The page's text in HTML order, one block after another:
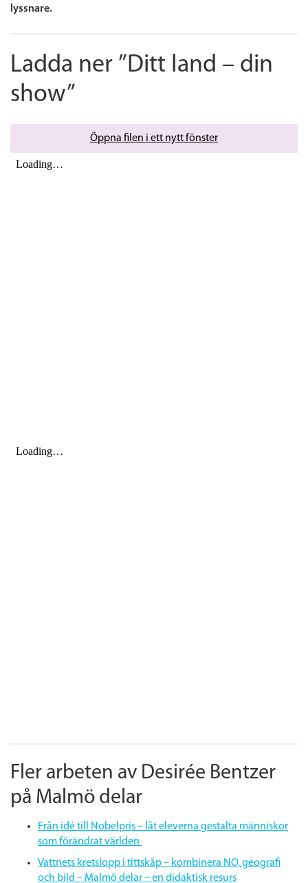
lyssnare.
Ladda ner ”Ditt land – din
show”
Öppna filen i ett nytt fönster
Fler arbeten av Desirée Bentzer
på Malmö delar
Från idé till Nobelpris – låt eleverna gestalta människor
som förändrat världen
Vattnets kretslopp i tittskåp – kombinera NO, geografi
och bild – Malmö delar – en didaktisk resurs